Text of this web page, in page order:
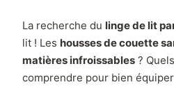
La recherche du linge de lit
lit ! Les housses de couette
matières infroissables ?
comprendre pour bien